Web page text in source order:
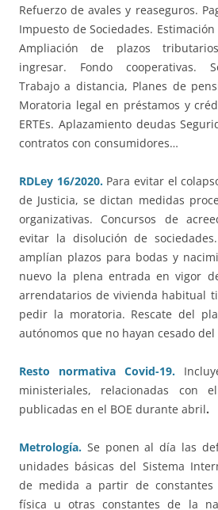
Refuerzo de avales y reaseguros.
Impuesto de Sociedades. Estimación
Ampliación de plazos
ingresar. Fondo cooperativas.
Trabajo a distancia, Planes de
Moratoria legal en préstamos y
ERTEs. Aplazamiento deudas
contratos con consumidores…
RDLey 16/2020. Para evitar el
de Justicia, se dictan medidas
organizativas. Concursos de
evitar la disolución de
amplían plazos para bodas y
nuevo la plena entrada en vigor
arrendatarios de vivienda habitual
pedir la moratoria. Rescate del
autónomos que no hayan cesado
Resto normativa Covid-19.
ministeriales, relacionadas con
publicadas en el BOE durante abril.
Metrología. Se ponen al día las
unidades básicas del Sistema
de medida a partir de constantes
física u otras constantes de la